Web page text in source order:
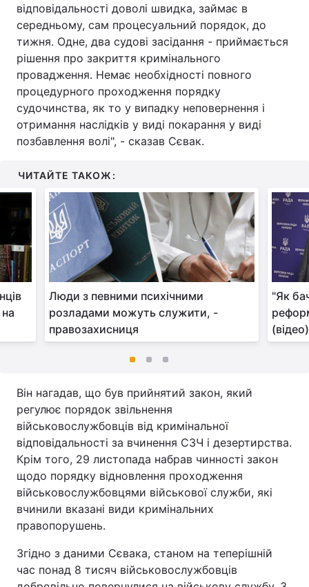
відповідальності доволі швидка, займає в
середньому, сам процесуальний порядок, до
тижня. Одне, два судові засідання - приймається
рішення про закриття кримінального
провадження. Немає необхідності повного
процедурного проходження порядку
судочинства, як то у випадку неповернення і
отримання наслідків у виді покарання у виді
позбавлення волі", - сказав Сєвак.
ЧИТАЙТЕ ТАКОЖ:
Люди з певними психічними
розладами можуть служити, -
правозахисниця
"Як
(відео)
Він нагадав, що був прийнятий закон, який
регулює порядок звільнення
військовослужбовців від кримінальної
відповідальності за вчинення СЗЧ і дезертирства.
Крім того, 29 листопада набрав чинності закон
щодо порядку відновлення проходження
військовослужбовцями військової служби, які
вчинили вказані види кримінальних
правопорушень.
Згідно з даними Сєвака, станом на теперішній
час понад 8 тисяч військовослужбовців